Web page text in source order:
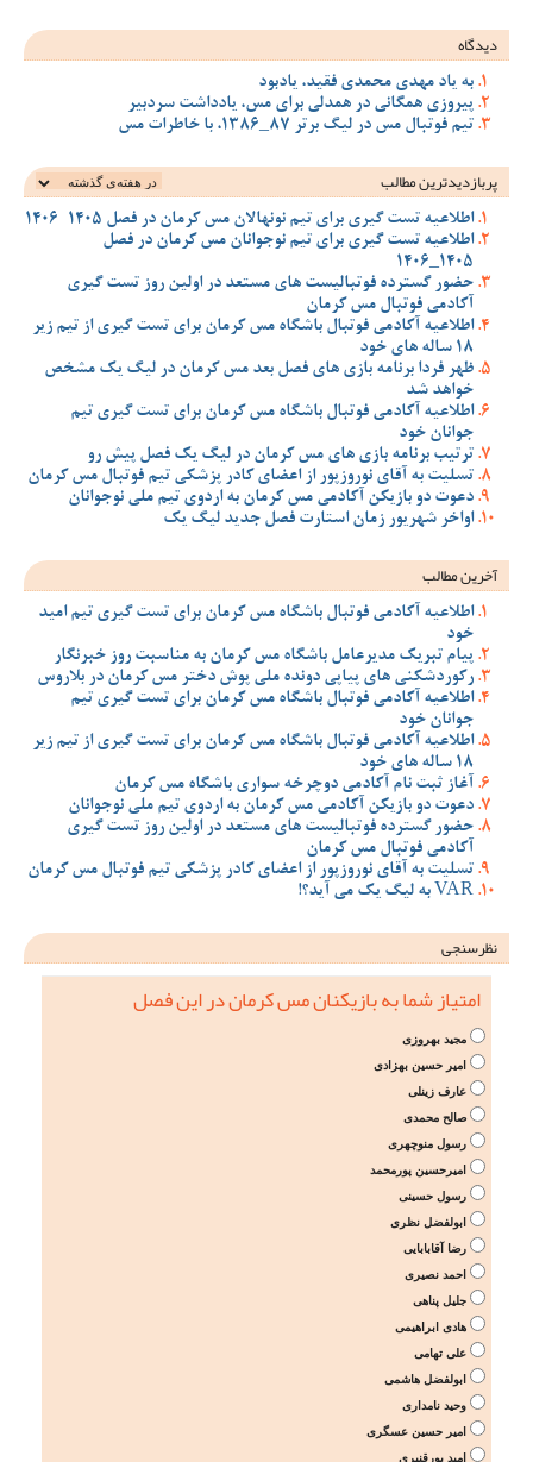
دیدگاه
به یاد مهدی محمدی فقید، یادبود
پیروزی همگانی در همدلی برای مس، یادداشت سردبیر
تیم فوتبال مس در لیگ برتر 87_1386، با خاطرات مس
پربازدیدترین‌ مطالب
اطلاعیه تست گیری برای تیم نونهالان مس کرمان در فصل 1405-1406
اطلاعیه تست گیری برای تیم نوجوانان مس کرمان در فصل
1405_1406
حضور گسترده فوتبالیست های مستعد در اولین روز تست گیری
آکادمی فوتبال مس کرمان
اطلاعیه آکادمی فوتبال باشگاه مس کرمان برای تست گیری از تیم زیر
18 ساله های خود
ظهر فردا برنامه بازی های فصل بعد مس کرمان در لیگ یک مشخص
خواهد شد
اطلاعیه آکادمی فوتبال باشگاه مس کرمان برای تست گیری تیم
جوانان خود
ترتیب برنامه بازی های مس کرمان در لیگ یک فصل پیش رو
تسلیت به آقای نوروزپور از اعضای کادر پزشکی تیم فوتبال مس کرمان
دعوت دو بازیکن آکادمی مس کرمان به اردوی تیم ملی نوجوانان
اواخر شهریور زمان استارت فصل جدید لیگ یک
آخرین مطالب
اطلاعیه آکادمی فوتبال باشگاه مس کرمان برای تست گیری تیم امید
خود
پیام تبریک مدیرعامل باشگاه مس کرمان به مناسبت روز خبرنگار
رکوردشکنی های پیاپی دونده ملی پوش دختر مس کرمان در بلاروس
اطلاعیه آکادمی فوتبال باشگاه مس کرمان برای تست گیری تیم
جوانان خود
اطلاعیه آکادمی فوتبال باشگاه مس کرمان برای تست گیری از تیم زیر
18 ساله های خود
آغاز ثبت نام آکادمی دوچرخه سواری باشگاه مس کرمان
دعوت دو بازیکن آکادمی مس کرمان به اردوی تیم ملی نوجوانان
حضور گسترده فوتبالیست های مستعد در اولین روز تست گیری
آکادمی فوتبال مس کرمان
تسلیت به آقای نوروزپور از اعضای کادر پزشکی تیم فوتبال مس کرمان
VAR به لیگ یک می آید؟!
نظرسنجی
امتیاز شما به بازیکنان مس کرمان در این فصل
مجید بهروزی
امیر حسین بهزادی
عارف زینلی
صالح محمدی
رسول منوچهری
امیرحسین پورمحمد
رسول حسینی
ابولفضل نظری
رضا آقابابایی
احمد نصیری
جلیل پناهی
هادی ابراهیمی
علی تهامی
ابولفضل هاشمی
وحید نامداری
امیر حسین عسگری
امید پورقنبری